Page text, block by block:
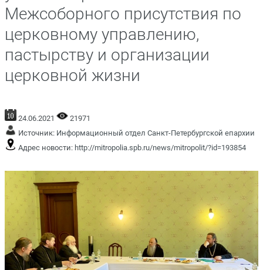
Межсоборного присутствия по
церковному управлению,
пастырству и организации
церковной жизни
24.06.2021
21971
Источник: Информационный отдел Санкт-Петербургской епархии
Адрес новости: http://mitropolia.spb.ru/news/mitropolit/?id=193854